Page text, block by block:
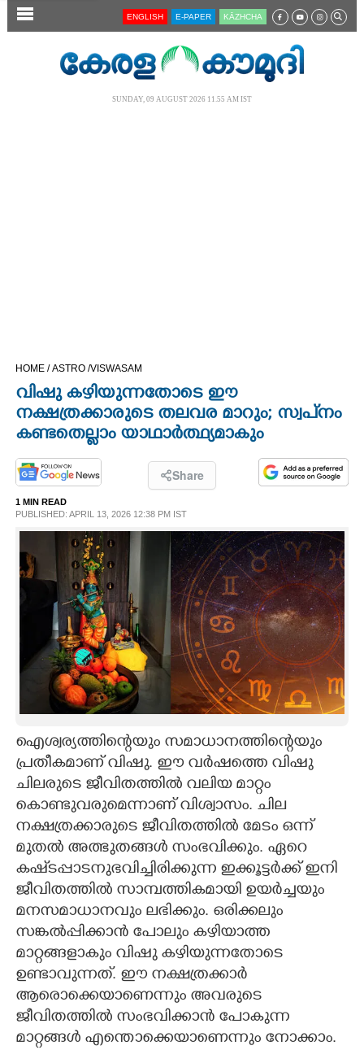
SECTIONS
OPINION
PHOTOS
LIFESTYLE
SPIRITUAL
ART
CARTOONS
LITERATURE
ZOOM
CONTACT US
ENGLISH E-PAPER KĀZHCHA
SUNDAY, 09 AUGUST 2026 11.55 AM IST
HOME /ASTRO /VISWASAM
വിഷു കഴിയുന്നതോടെ ഈ
നക്ഷത്രക്കാരുടെ തലവര മാറും; സ്വപ്‌നം
കണ്ടതെല്ലാം യാഥാ‌ർത്ഥ്യമാകും
Share
1 MIN READ
PUBLISHED: APRIL 13, 2026 12:38 PM IST
ഐശ്വര്യത്തിന്റെയും സമാധാനത്തിന്റെയും
പ്രതീകമാണ് വിഷു. ഈ വർഷത്തെ വിഷു
ചിലരുടെ ജീവിതത്തിൽ വലിയ മാറ്റം
കൊണ്ടുവരുമെന്നാണ് വിശ്വാസം. ചില
നക്ഷത്രക്കാരുടെ ജീവിതത്തിൽ മേടം ഒന്ന്
മുതൽ അത്ഭുതങ്ങൾ സംഭവിക്കും. ഏറെ
കഷ്‌ടപ്പാടനുഭവിച്ചിരിക്കുന്ന ഇക്കൂട്ടർക്ക് ഇനി
ജീവിതത്തിൽ സാമ്പത്തികമായി ഉയർച്ചയും
മനസമാധാനവും ലഭിക്കും. ഒരിക്കലും
സങ്കൽപ്പിക്കാൻ പോലും കഴിയാത്ത
മാറ്റങ്ങളാകും വിഷു കഴിയുന്നതോടെ
ഉണ്ടാവുന്നത്. ഈ നക്ഷത്രക്കാർ
ആരൊക്കെയാണെന്നും അവരുടെ
ജീവിതത്തിൽ സംഭവിക്കാൻ പോകുന്ന
മാറ്റങ്ങൾ എന്തൊക്കെയാണെന്നും നോക്കാം.